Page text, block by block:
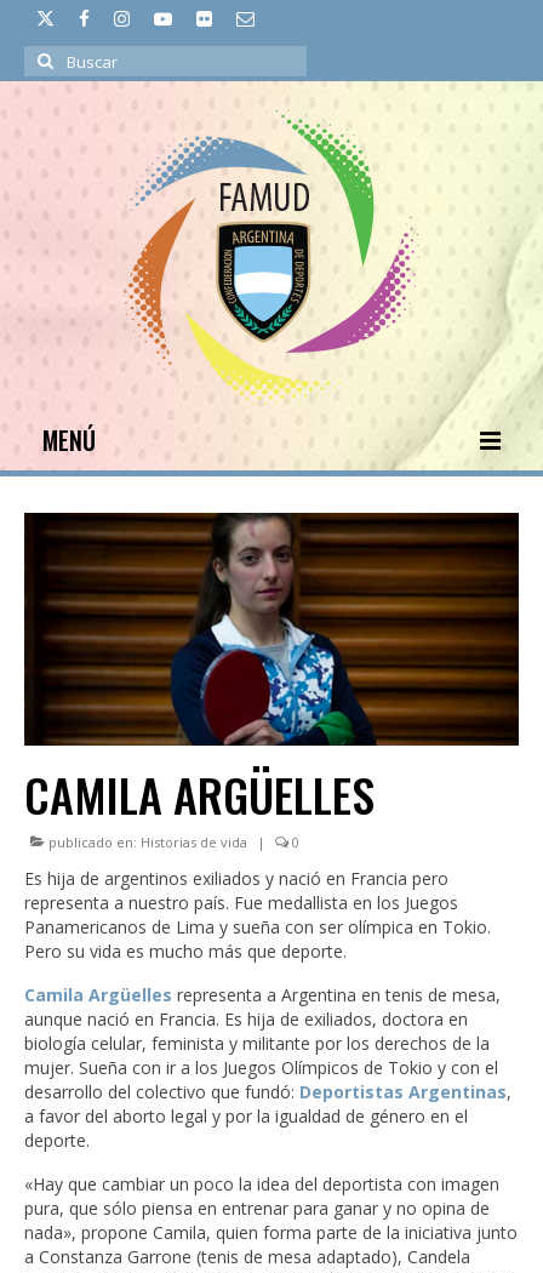
Buscar
por:
MENÚ
INICIO
INSTITUCIONAL
LEGISLACIÓN
CONSEJO FEDERAL
CAPACITACIONES
NOTICIAS
CAMILA ARGÜELLES
publicado en: Historias de vida | 0
Es hija de argentinos exiliados y nació en Francia pero
representa a nuestro país. Fue medallista en los Juegos
Panamericanos de Lima y sueña con ser olímpica en Tokio.
Pero su vida es mucho más que deporte.
Camila Argüelles representa a Argentina en tenis de mesa,
aunque nació en Francia. Es hija de exiliados, doctora en
biología celular, feminista y militante por los derechos de la
mujer. Sueña con ir a los Juegos Olímpicos de Tokio y con el
desarrollo del colectivo que fundó: Deportistas Argentinas,
a favor del aborto legal y por la igualdad de género en el
deporte.
«Hay que cambiar un poco la idea del deportista con imagen
pura, que sólo piensa en entrenar para ganar y no opina de
nada», propone Camila, quien forma parte de la iniciativa junto
a Constanza Garrone (tenis de mesa adaptado), Candela